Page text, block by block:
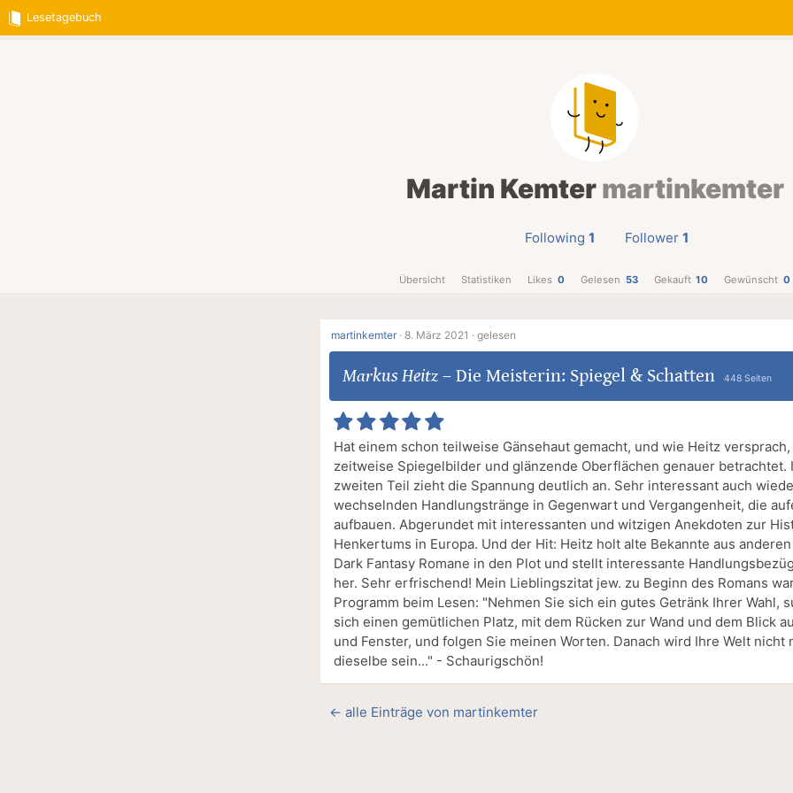
Lesetagebuch
Martin Kemtermartinkemter
Following 1 Follower 1
Übersicht Statistiken Likes 0 Gelesen 53 Gekauft 10 Gewünscht 0
martinkemter · 8. März 2021 · gelesen
Markus Heitz– Die Meisterin: Spiegel & Schatten 448 Seiten
Hat einem schon teilweise Gänsehaut gemacht, und wie Heitz
zeitweise Spiegelbilder und glänzende Oberflächen genauer betrachtet.
zweiten Teil zieht die Spannung deutlich an. Sehr interessant auch
wechselnden Handlungstränge in Gegenwart und Vergangenheit, die
aufbauen. Abgerundet mit interessanten und witzigen Anekdoten zur
Henkertums in Europa. Und der Hit: Heitz holt alte Bekannte aus
Dark Fantasy Romane in den Plot und stellt interessante
her. Sehr erfrischend! Mein Lieblingszitat jew. zu Beginn des Romans
Programm beim Lesen: "Nehmen Sie sich ein gutes Getränk Ihrer Wahl,
sich einen gemütlichen Platz, mit dem Rücken zur Wand und dem Blick
und Fenster, und folgen Sie meinen Worten. Danach wird Ihre Welt nicht
dieselbe sein..." - Schaurigschön!
← alle Einträge von martinkemter